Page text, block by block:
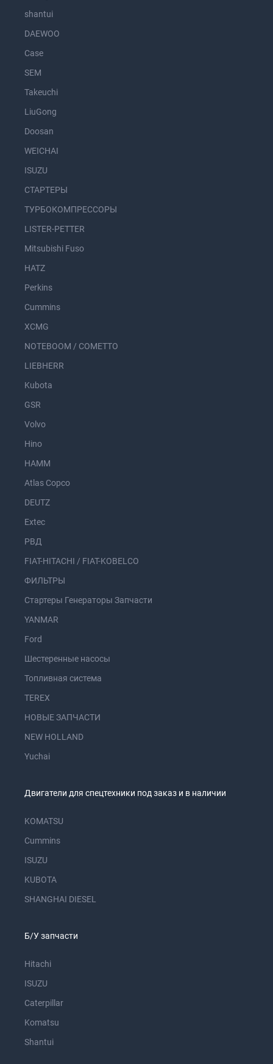
shantui
DAEWOO
Case
SEM
Takeuchi
LiuGong
Doosan
WEICHAI
ISUZU
СТАРТЕРЫ
ТУРБОКОМПРЕССОРЫ
LISTER-PETTER
Mitsubishi Fuso
HATZ
Perkins
Cummins
XCMG
NOTEBOOM / COMETTO
LIEBHERR
Kubota
GSR
Volvo
Hino
HAMM
Atlas Copco
DEUTZ
Extec
РВД
FIAT-HITACHI / FIAT-KOBELCO
ФИЛЬТРЫ
Стартеры Генераторы Запчасти
YANMAR
Ford
Шестеренные насосы
Топливная система
TEREX
НОВЫЕ ЗАПЧАСТИ
NEW HOLLAND
Yuchai
Двигатели для спецтехники под заказ и в наличии
KOMATSU
Cummins
ISUZU
KUBOTA
SHANGHAI DIESEL
Б/У запчасти
Hitachi
ISUZU
Caterpillar
Komatsu
Shantui